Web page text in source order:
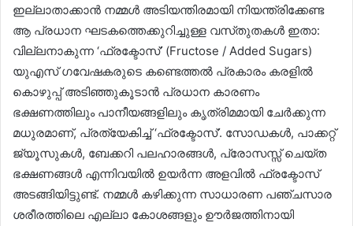
ഇല്ലാതാക്കാൻ നമ്മൾ അടിയന്തിരമായി നിയന്ത്രിക്കേണ്ട
ആ പ്രധാന ഘടകത്തെക്കുറിച്ചുള്ള വസ്‌തുതകൾ ഇതാ:
വില്ലനാകുന്ന ‘ഫ്രക്ടോസ്’ (Fructose / Added Sugars)
യുഎസ് ഗവേഷകരുടെ കണ്ടെത്തൽ പ്രകാരം കരളിൽ
കൊഴുപ്പ് അടിഞ്ഞുകൂടാൻ പ്രധാന കാരണം
ഭക്ഷണത്തിലും പാനീയങ്ങളിലും കൃത്രിമമായി ചേർക്കുന്ന
മധുരമാണ്, പ്രത്യേകിച്ച് ‘ഫ്രക്ടോസ്’. സോഡകൾ, പാക്കറ്റ്
ജ്യൂസുകൾ, ബേക്കറി പലഹാരങ്ങൾ, പ്രോസസ്സ് ചെയ്ത
ഭക്ഷണങ്ങൾ എന്നിവയിൽ ഉയർന്ന അളവിൽ ഫ്രക്ടോസ്
അടങ്ങിയിട്ടുണ്ട്. നമ്മൾ കഴിക്കുന്ന സാധാരണ പഞ്ചസാര
ശരീരത്തിലെ എല്ലാ കോശങ്ങളും ഊർജത്തിനായി